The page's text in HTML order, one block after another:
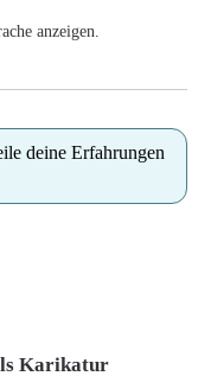
anzeigen.
deine Erfahrungen
Karikatur